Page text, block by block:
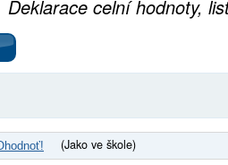
Deklarace celní hodnoty,
(Jako ve škole)